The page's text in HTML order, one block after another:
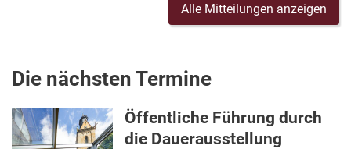
Alle Mitteilungen anzeigen
Die nächsten Termine
Öffentliche Führung durch
die Dauerausstellung